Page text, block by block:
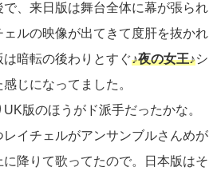
、来日版は舞台全体に幕が張られ
ルの映像が出てきて度肝を抜かれ
暗転の後わりとすぐ♪夜の女王♪シ
じになってました。
版のほうがド派手だったかな。
イチェルがアンサンブルさんめが
降りて歌ってたので。日本版はそ